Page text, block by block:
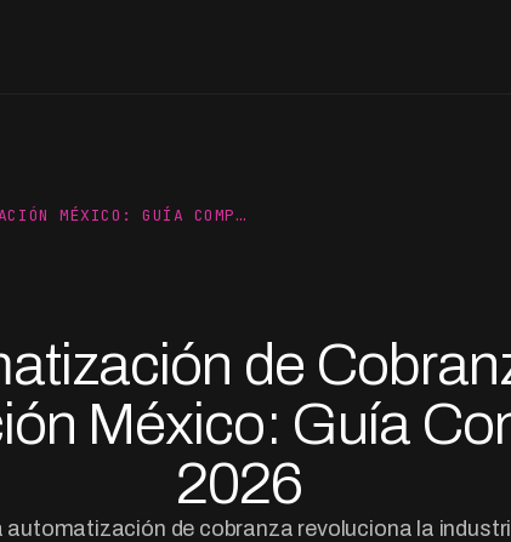
MÉXICO: GUÍA COMP…
de
México: Guía
2026
automatización de cobranza revoluciona la